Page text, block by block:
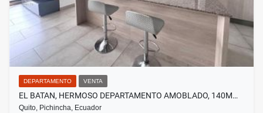
DEPARTAMENTO VENTA
EL BATAN, HERMOSO DEPARTAMENTO AMOBLADO, 140M…
Quito, Pichincha, Ecuador